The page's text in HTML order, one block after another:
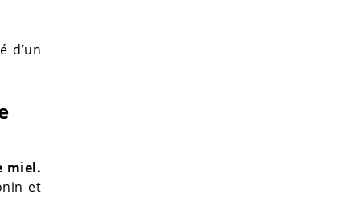
d’un
miel.
et